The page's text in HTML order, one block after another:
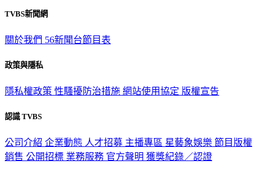
TVBS新聞網
關於我們 56新聞台節目表
政策與隱私
隱私權政策 性騷擾防治措施 網站使用協定 版權宣告
認識 TVBS
公司介紹 企業動態 人才招募 主播專區 星藝象娛樂 節目版權
銷售 公開招標 業務服務 官方聲明 獲獎紀錄／認證